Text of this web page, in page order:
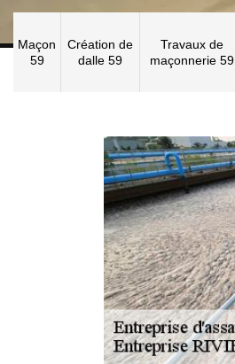
Maçon
59
Création de
dalle 59
Travaux de
maçonnerie 59